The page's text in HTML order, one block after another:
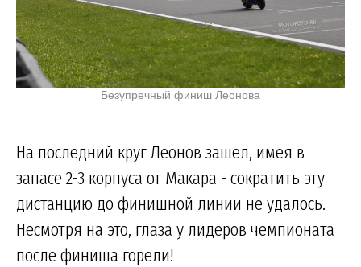
Безупречный финиш Леонова
На последний круг Леонов зашел, имея в
запасе 2-3 корпуса от Макара - сократить эту
дистанцию до финишной линии не удалось.
Несмотря на это, глаза у лидеров чемпионата
после финиша горели!